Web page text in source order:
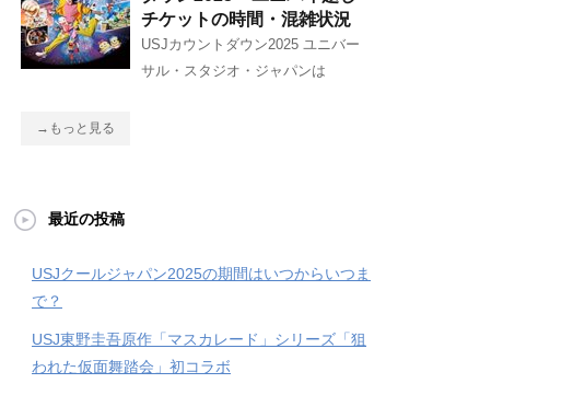
チケットの時間・混雑状況
USJカウントダウン2025 ユニバー
サル・スタジオ・ジャパンは
→もっと見る
最近の投稿
USJクールジャパン2025の期間はいつからいつま
で？
USJ東野圭吾原作「マスカレード」シリーズ「狙
われた仮面舞踏会」初コラボ